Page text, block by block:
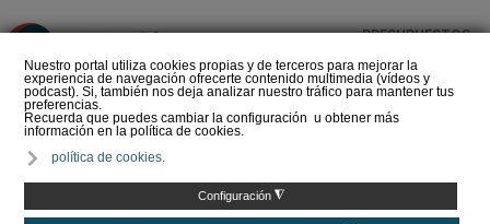
Nuestro portal utiliza cookies propias y de terceros para mejorar la
experiencia de navegación ofrecerte contenido multimedia (vídeos y
podcast). Si, también nos deja analizar nuestro tráfico para mantener tus
preferencias.
Recuerda que puedes cambiar la configuración u obtener más
información en la política de cookies.
política de cookies.
Configuración ◮
PRESUPUESTOS
del Amperio (Episodio 3)